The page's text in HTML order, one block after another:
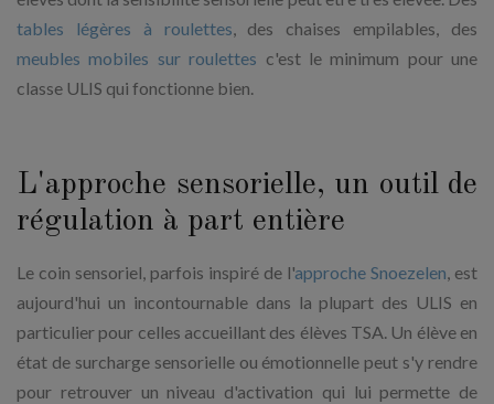
tables légères à roulettes, des chaises empilables, des
meubles mobiles sur roulettes c'est le minimum pour une
classe ULIS qui fonctionne bien.
L'approche sensorielle, un outil de
régulation à part entière
Le coin sensoriel, parfois inspiré de l'approche Snoezelen, est
aujourd'hui un incontournable dans la plupart des ULIS en
particulier pour celles accueillant des élèves TSA. Un élève en
état de surcharge sensorielle ou émotionnelle peut s'y rendre
pour retrouver un niveau d'activation qui lui permette de